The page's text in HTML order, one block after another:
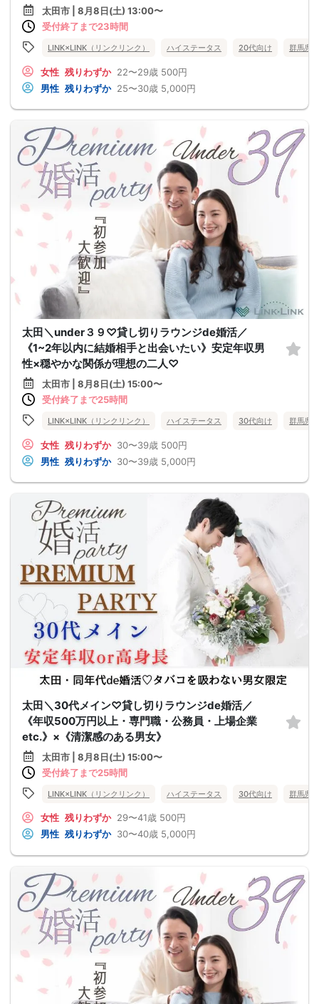
太田市 | 8月8日(土) 13:00〜
受付終了まで23時間
LINK×LINK（リンクリンク） ハイステータス 20代向け 群馬県
女性 残りわずか 22〜29歳 500円
男性 残りわずか 25〜30歳 5,000円
太田＼under３９♡貸し切りラウンジde婚活／
《1~2年以内に結婚相手と出会いたい》安定年収男
性×穏やかな関係が理想の二人♡
太田市 | 8月8日(土) 15:00〜
受付終了まで25時間
LINK×LINK（リンクリンク） ハイステータス 30代向け 群馬県
女性 残りわずか 30〜39歳 500円
男性 残りわずか 30〜39歳 5,000円
太田＼30代メイン♡貸し切りラウンジde婚活／
《年収500万円以上・専門職・公務員・上場企業
etc.》×《清潔感のある男女》
太田市 | 8月8日(土) 15:00〜
受付終了まで25時間
LINK×LINK（リンクリンク） ハイステータス 30代向け 群馬県
女性 残りわずか 29〜41歳 500円
男性 残りわずか 30〜40歳 5,000円